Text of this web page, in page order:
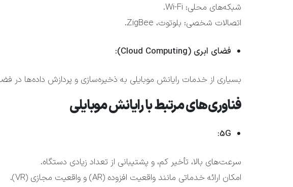
شبکه‌های محلی: Wi-Fi.
اتصالات شخصی: بلوتوث، ZigBee.
فضای ابری (Cloud Computing):
بسیاری از خدمات رایانش موبایلی به ذخیره‌سازی و پردازش داده‌ها در
فناوری‌های مرتبط با رایانش موبایلی
5G:
سرعت‌های بالا، تأخیر کم، و پشتیبانی از تعداد زیادی دستگاه.
امکان ارائه خدماتی مانند واقعیت افزوده (AR) و واقعیت مجازی (VR).